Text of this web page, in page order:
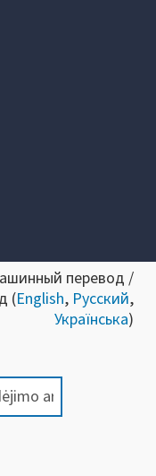
перевод /
(English, Русский,
Українська)